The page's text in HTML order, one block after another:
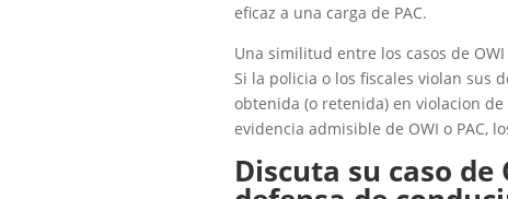
eficaz a una carga de PAC.
Una similitud entre los casos de
Si la policia o los fiscales violan sus
obtenida (o retenida) en violacion
evidencia admisible de OWI o PAC,
Discuta su caso de